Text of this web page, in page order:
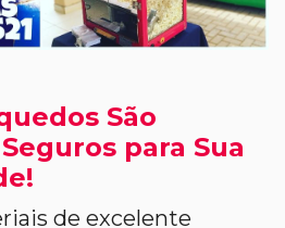
São
para Sua
de excelente